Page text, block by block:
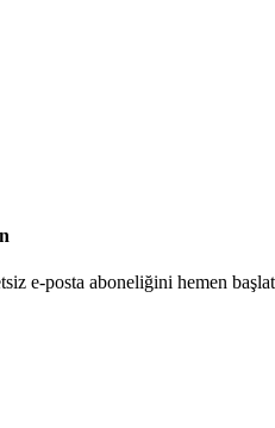
e-posta aboneliğini hemen